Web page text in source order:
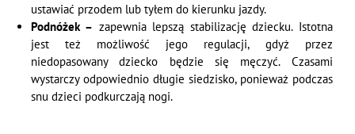
ustawiać przodem lub tyłem do kierunku jazdy.
Podnóżek – zapewnia lepszą stabilizację dziecku. Istotna
jest też możliwość jego regulacji, gdyż przez
niedopasowany dziecko będzie się męczyć. Czasami
wystarczy odpowiednio długie siedzisko, ponieważ podczas
snu dzieci podkurczają nogi.